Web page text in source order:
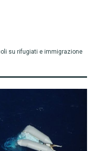
su rifugiati e immigrazione